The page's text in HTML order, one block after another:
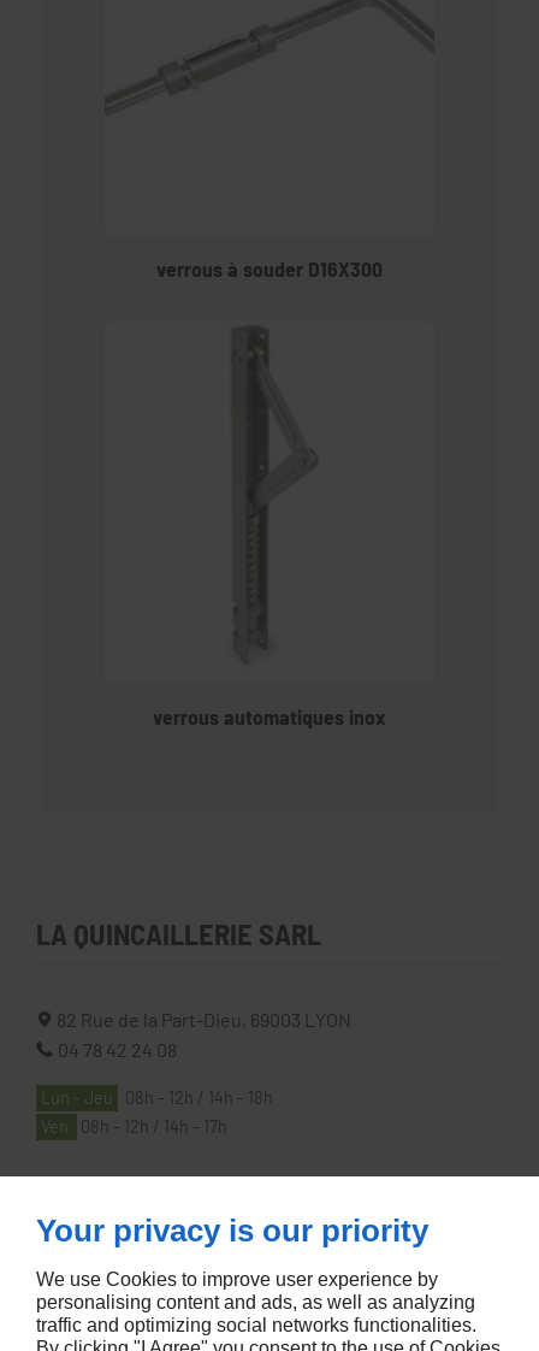
verrous à souder D16X300
verrous automatiques inox
LA QUINCAILLERIE SARL
82 Rue de la Part-Dieu, 69003
LYON
04 78 42 24 08
Lun - Jeu
08h - 12h / 14h - 18h
Ven
08h - 12h / 14h - 17h
À PROPOS
Accueil
Contactez-nous
Your privacy is our priority
We use Cookies to improve user experience by
personalising content and ads, as well as analyzing
traffic and optimizing social networks functionalities.